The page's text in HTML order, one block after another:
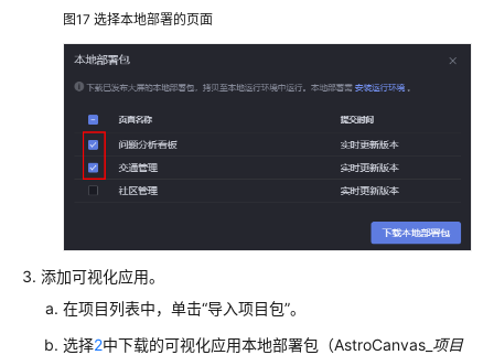
图17 选择本地部署的页面
添加可视化应用。
在项目列表中，单击“导入项目包”。
选择2中下载的可视化应用本地部署包（AstroCanvas_ 项目